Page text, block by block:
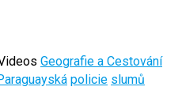
Geografie a Cestování
policie slumů